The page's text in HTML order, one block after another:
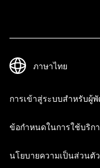
การเข้าสู่ระบบสำหรับผู้
ข้อกำหนดในการใช้บริก
นโยบายความเป็นส่วนตัว